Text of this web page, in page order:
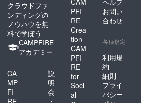
クラウドファ
ンディングの
ノウハウを無
料で学ぼう
CAMPFIRE
アカデミー
CA
MP
FI
説
明
会
CAM
PFI
RE
Crea
tion
CAM
PFI
RE
for
Soci
al
ヘルプ
お問い
合わせ
各種規定
利用規
約
細則
プライ
バシー